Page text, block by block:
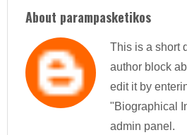
About parampasketikos
This is a short
author block
edit it by
"Biographical
admin panel.